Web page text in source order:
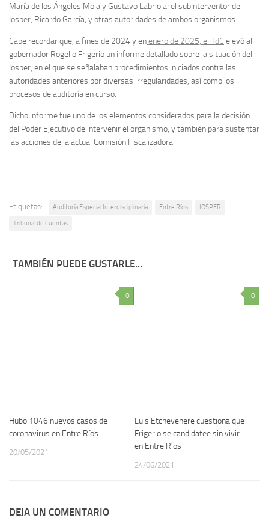
María de los Ángeles Moia y Gustavo Labriola; el subinterventor del
Iosper, Ricardo García; y otras autoridades de ambos organismos.
Cabe recordar que, a fines de 2024 y enenero de 2025, el TdC elevó al
gobernador Rogelio Frigerio un informe detallado sobre la situación del
Iosper, en el que se señalaban procedimientos iniciados contra las
autoridades anteriores por diversas irregularidades, así como los
procesos de auditoría en curso.
Dicho informe fue uno de los elementos considerados para la decisión
del Poder Ejecutivo de intervenir el organismo, y también para sustentar
las acciones de la actual Comisión Fiscalizadora.
Etiquetas: Auditoría Especial Interdisciplinaria Entre Ríos IOSPER
Tribunal de Cuentas
TAMBIÉN PUEDE GUSTARLE...
0
Hubo 1046 nuevos casos de
coronavirus en Entre Ríos
20/05/2021
0
Luis Etchevehere cuestiona que
Frigerio se candidatee sin vivir
en Entre Ríos
24/06/2021
DEJA UN COMENTARIO